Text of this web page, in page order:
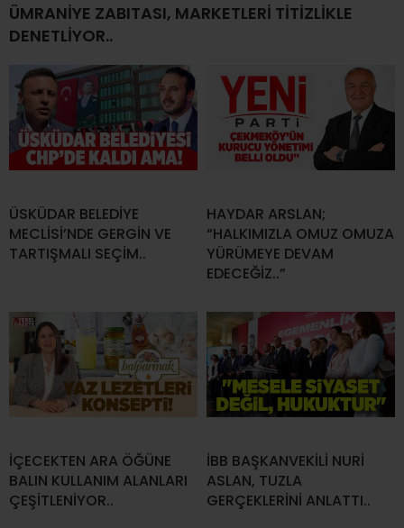
ÜMRANİYE ZABITASI, MARKETLERİ TİTİZLİKLE
DENETLİYOR..
ÜSKÜDAR BELEDİYE
MECLİSİ’NDE GERGİN VE
TARTIŞMALI SEÇİM..
HAYDAR ARSLAN;
“HALKIMIZLA OMUZ OMUZA
YÜRÜMEYE DEVAM
EDECEĞİZ..”
İÇECEKTEN ARA ÖĞÜNE
BALIN KULLANIM ALANLARI
ÇEŞİTLENİYOR..
İBB BAŞKANVEKİLİ NURİ
ASLAN, TUZLA
GERÇEKLERİNİ ANLATTI..